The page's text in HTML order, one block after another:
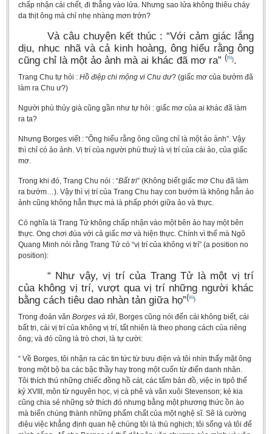
chấp nhận cái chết, đi thẳng vào lửa. Nhưng sao lửa không thiêu cháy
da thịt ông mà chỉ nhẹ nhàng mơn trớn?
Và câu chuyện kết thúc : “Với cảm giác lắng
dịu, nhục nhã và cả kinh hoàng, ông hiểu rằng ông
cũng chỉ là một ảo ảnh mà ai khác đã mơ ra” ([5]).
Trang Chu tự hỏi : Hồ điệp chi mộng vi Chu dư? (giấc mơ của bướm đã
làm ra Chu ư?)
Người phù thủy già cũng gần như tự hỏi : giấc mơ của ai khác đã làm
ra ta?
Nhưng Borges viết : “Ông hiểu rằng ông cũng chỉ là một ảo ảnh”. Vậy
thì chỉ có ảo ảnh. Vị trí của người phù thuỷ là vị trí của cái ảo, của giấc
mơ.
Trong khi đó, Trang Chu nói : “Bất tri” (Không biết giấc mơ Chu đã làm
ra bướm…). Vậy thì vị trí của Trang Chu hay con bướm là không hẳn ảo
ảnh cũng không hẳn thực mà là phấp phới giữa ảo và thực.
Có nghĩa là Trang Tử không chấp nhận vào một bên ảo hay một bên
thực. Ong chơi đùa với cả giấc mơ và hiện thực. Chính vì thế mà Ngô
Quang Minh nói rằng Trang Tử có “vị trí của không vị trí” (a position no
position):
“ Như vậy, vị trí của Trang Tử là một vị trí
của không vị trí, vượt qua vị trí những người khác
bằng cách tiêu dao nhàn tản giữa họ”([6])
Trong đoản văn Borges và tôi, Borges cũng nói đến cái không biết, cái
bất tri, cái vị trí của không vị trí, tất nhiên là theo phong cách của riêng
ông; và đó cũng là trò chơi, là tự cười:
“ Về Borges, tôi nhận ra các tin tức từ bưu điện và tôi nhìn thấy mặt ông
trong một bộ ba các bậc thầy hay trong một cuốn từ điển danh nhân.
Tôi thích thú những chiếc đồng hồ cát, các tấm bản đồ, việc in tipô thế
kỷ XVIII, môn từ nguyên học, vị cà phê và văn xuôi Stevenson; kẻ kia
cũng chia sẻ những sở thích đó nhưng bằng một phương thức ồn ào
mà biến chúng thành những phẩm chất của một nghệ sĩ. Sẽ là cường
điệu việc khẳng định quan hệ chúng tôi là thù nghịch; tôi sống và tôi để